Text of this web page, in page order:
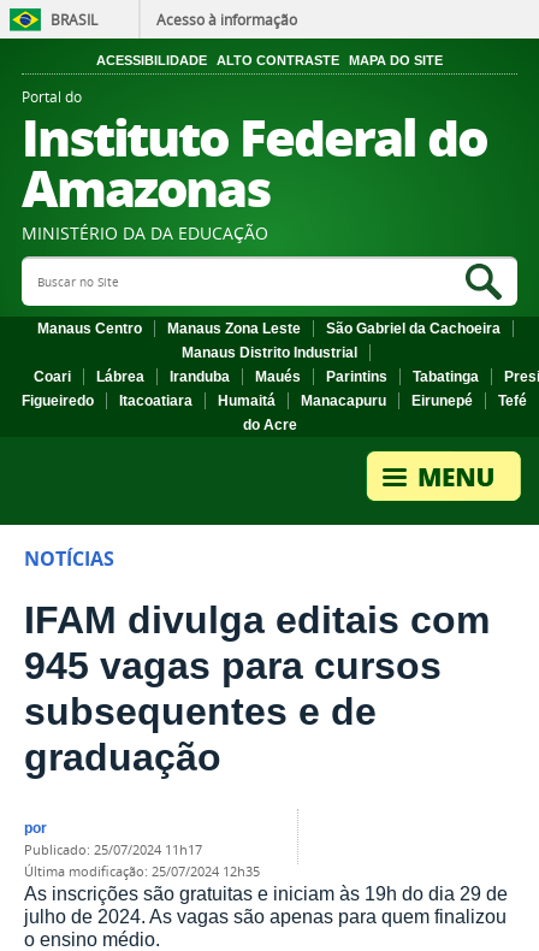
BRASIL Acesso à informação
ACESSIBILIDADE ALTO CONTRASTE MAPA DO SITE
Portal do
Instituto Federal do
Amazonas
MINISTÉRIO DA DA EDUCAÇÃO
Search Site
Manaus Centro Manaus Zona Leste
São Gabriel da Cachoeira
Manaus Distrito Industrial
Coari
Lábrea Iranduba Maués Parintins Tabatinga
Figueiredo
Itacoatiara Humaitá Manacapuru Eirunepé
Tefé
do Acre
NOTÍCIAS
IFAM divulga editais com
945 vagas para cursos
subsequentes e de
graduação
por
publicado: 25/07/2024 11h17
última modificação: 25/07/2024 12h35
As inscrições são gratuitas e iniciam às 19h do dia 29 de
julho de 2024. As vagas são apenas para quem finalizou
o ensino médio.